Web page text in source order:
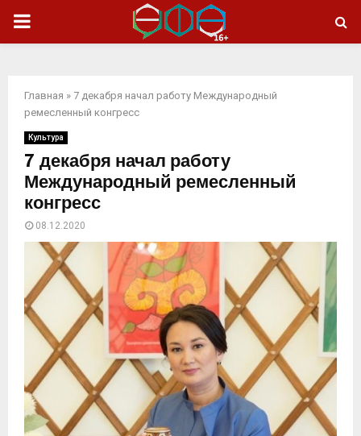
ОСНОВНОЕ
Главная » 7 декабря начал работу Международный
ремесленный конгресс
Культура
7 декабря начал работу
Международный ремесленный
конгресс
08.12.2020